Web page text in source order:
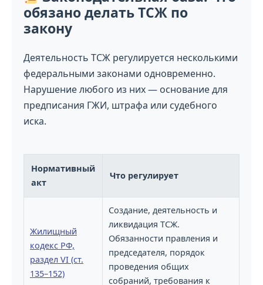
обязано делать ТСЖ по
закону
Деятельность ТСЖ регулируется несколькими
федеральными законами одновременно.
Нарушение любого из них — основание для
предписания ГЖИ, штрафа или судебного
иска.
Нормативный
акт
Что регулирует
Жилищный
кодекс РФ,
раздел VI (ст.
135–152)
Создание, деятельность и
ликвидация ТСЖ.
Обязанности правления и
председателя, порядок
проведения общих
собраний, требования к